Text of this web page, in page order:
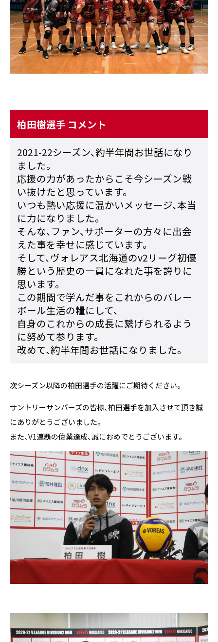
柏田樹選手 コメント
2021-22シーズン、約半年間お世話になり
ました。
応援の力があったからこそ今シーズン戦
い抜けたと思っています。
いつも熱い応援に温かいメッセージ、本当
に力になりました。
そんな、ファン、サポーターの方々に出会
えた事を幸せに感じています。
そして、ヴォレアス北海道のv2リーグ初優
勝という歴史の一員になれた事を誇りに
思います。
この期間で学んだ事をこれからのバレー
ボール生活の糧にして、
自身のこれからの成長に繋げられるよう
に努めて参ります。
改めて、約半年間お世話になりました。
次シーズン以降の柏田選手の活躍にご期待ください。
サントリーサンバーズの皆様、柏田選手を加入させて頂き誠
にありがとうございました。
また、V1連覇の偉業達成、誠におめでとうございます。